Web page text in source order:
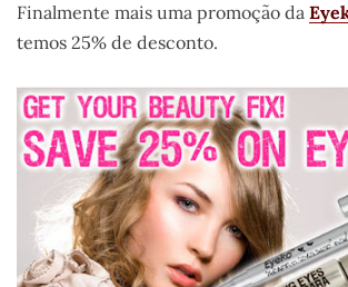
Finalmente mais uma promoção da
temos 25% de desconto.